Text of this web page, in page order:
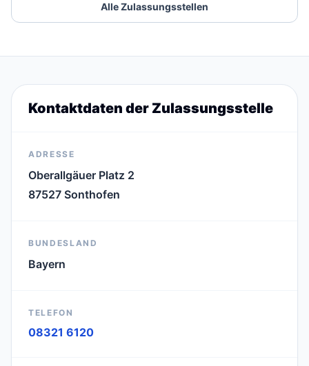
Alle Zulassungsstellen
Kontaktdaten der Zulassungsstelle
ADRESSE
Oberallgäuer Platz 2
87527 Sonthofen
BUNDESLAND
Bayern
TELEFON
08321 6120